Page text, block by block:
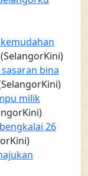
(SelangorKini)
bina
milik
26